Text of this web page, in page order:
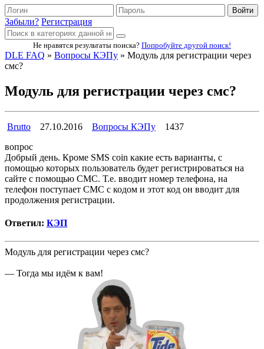
Войти
Забыли? Регистрация
Не нравятся результаты поиска? Попробуйте другой поиск!
DLE FAQ » Вопросы КЭПу » Модуль для регистрации через
смс?
Модуль для регистрации через смс?
Brutto 27.10.2016 Вопросы КЭПу
1437
вопрос
Добрый день. Кроме SMS coin какие есть варианты, с
помощью которых пользователь будет регистрироваться на
сайте с помощью СМС. Т.е. вводит номер телефона, на
телефон поступает СМС с кодом и этот код он вводит для
продолжения регистрации.
Ответил: КЭП
Модуль для регистрации через смс?
— Тогда мы идём к вам!